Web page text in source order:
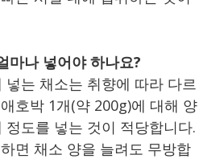
마나 넣어야 하나요?
넣는 채소는 취향에 따라 다르
호박 1개(약 200g)에 대해 양
정도를 넣는 것이 적당합니다.
면 채소 양을 늘려도 무방합